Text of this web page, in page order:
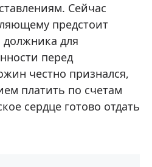
Сейчас
предстоит
для
перед
честно признался,
платить по счетам
сердце готово отдать